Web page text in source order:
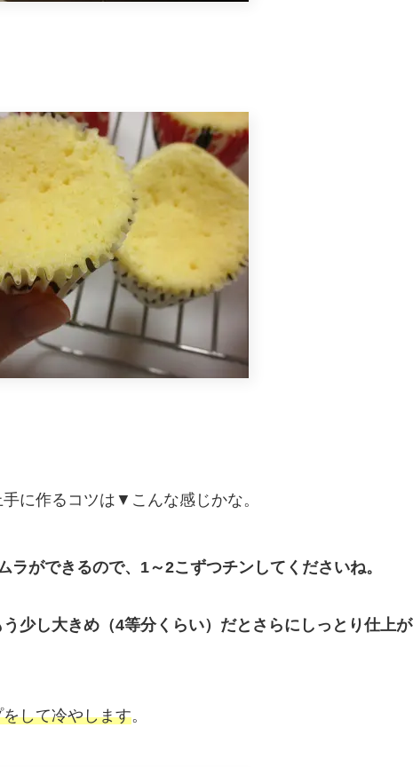
に作るコツは▼こんな感じかな。
ラができるので、1～2こずつチンしてくださいね。
少し大きめ（4等分くらい）だとさらにしっとり仕上が
して冷やします。